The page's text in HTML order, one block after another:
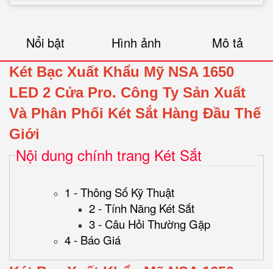
Nổi bật Hình ảnh Mô tả
Két Bạc Xuất Khẩu Mỹ NSA 1650
LED 2 Cửa Pro. Công Ty Sản Xuất
Và Phân Phối Két Sắt Hàng Đầu Thế
Giới
Nội dung chính trang Két Sắt
1 - Thông Số Kỹ Thuật
2 - Tính Năng Két Sắt
3 - Câu Hỏi Thường Gặp
4 - Báo Giá